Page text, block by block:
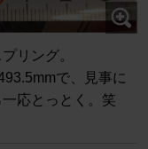
リング。
で、見事に
応とっとく。笑